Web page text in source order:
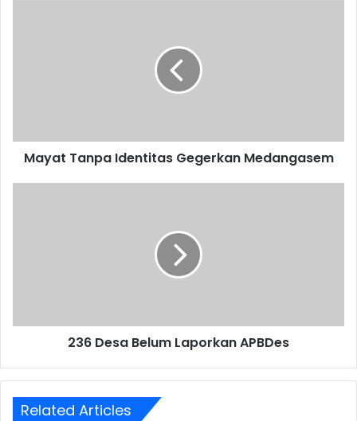
Mayat Tanpa Identitas Gegerkan Medangasem
236 Desa Belum Laporkan APBDes
Related Articles